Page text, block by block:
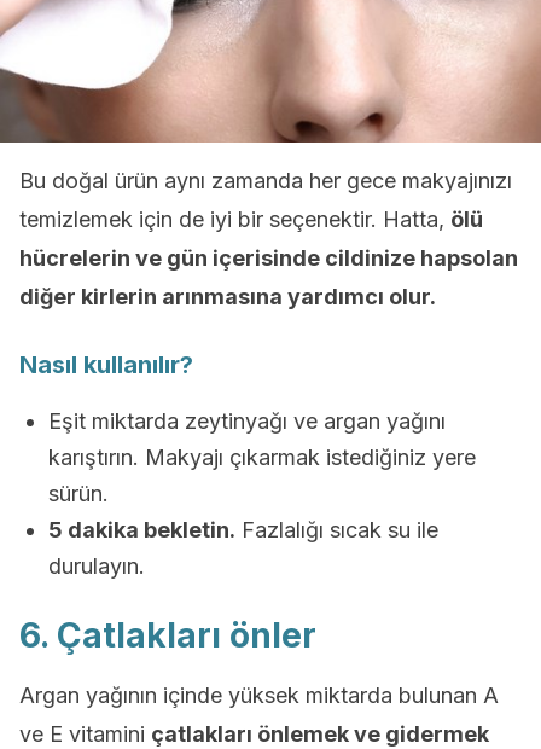
Bu doğal ürün aynı zamanda her gece makyajınızı
temizlemek için de iyi bir seçenektir. Hatta, ölü
hücrelerin ve gün içerisinde cildinize hapsolan
diğer kirlerin arınmasına yardımcı olur.
Nasıl kullanılır?
Eşit miktarda zeytinyağı ve argan yağını
karıştırın. Makyajı çıkarmak istediğiniz yere
sürün.
5 dakika bekletin. Fazlalığı sıcak su ile
durulayın.
6. Çatlakları önler
Argan yağının içinde yüksek miktarda bulunan A
ve E vitamini çatlakları önlemek ve gidermek